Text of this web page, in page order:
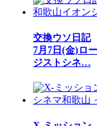
交換ウソ日記
7月7日(金)ロ
ジストシネ…